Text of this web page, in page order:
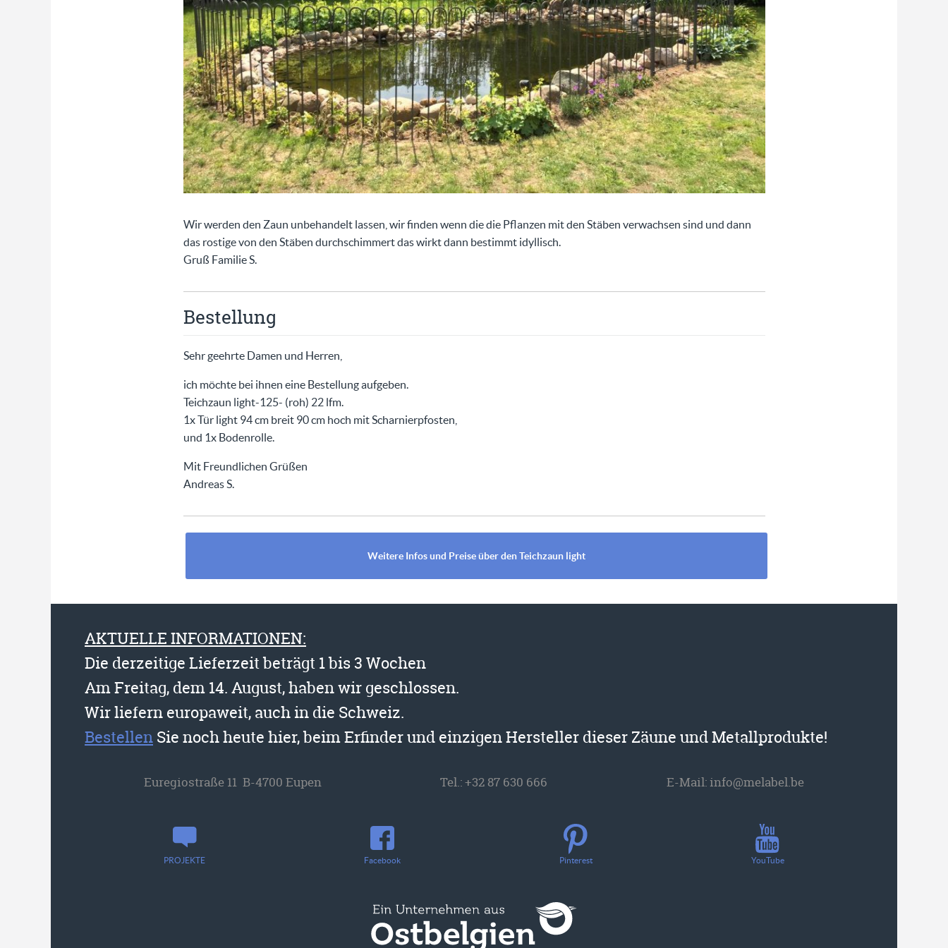
Wir werden den Zaun unbehandelt lassen, wir finden wenn die die Pflanzen mit den Stäben verwachsen sind und dann
das rostige von den Stäben durchschimmert das wirkt dann bestimmt idyllisch.
Gruß Familie S.
Bestellung
Sehr geehrte Damen und Herren,
ich möchte bei ihnen eine Bestellung aufgeben.
Teichzaun light-125- (roh) 22 lfm.
1x Tür light 94 cm breit 90 cm hoch mit Scharnierpfosten,
und 1x Bodenrolle.
Mit Freundlichen Grüßen
Andreas S.
Weitere Infos und Preise über den Teichzaun light
AKTUELLE INFORMATIONEN:
Die derzeitige Lieferzeit beträgt 1 bis 3 Wochen
Am Freitag, dem 14. August, haben wir geschlossen.
Wir liefern europaweit, auch in die Schweiz.
Bestellen Sie noch heute hier, beim Erfinder und einzigen Hersteller dieser Zäune und Metallprodukte!
Euregiostraße 11 B-4700 Eupen Tel.:+32 87 630 666 E-Mail:info@melabel.be
PROJEKTE Facebook Pinterest YouTube